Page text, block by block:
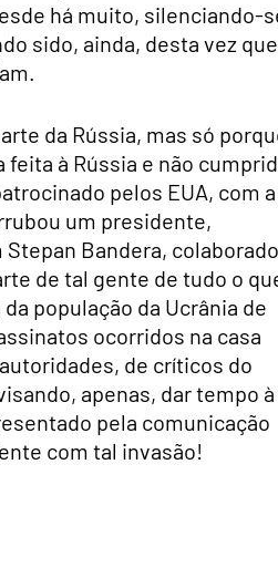
há muito, silenciando-
sido, ainda, desta vez que
da Rússia, mas só
à Rússia e não
pelos EUA, com a
um presidente,
Bandera,
de tal gente de tudo o
população da Ucrânia de
ocorridos na casa
de críticos do
apenas, dar tempo à
pela comunicação
com tal invasão!